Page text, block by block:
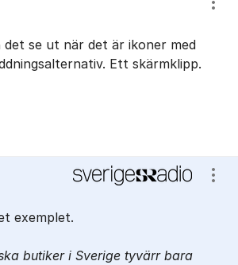
det se ut när det är ikoner med
Ett skärmklipp.
exemplet.
butiker i Sverige tyvärr bara